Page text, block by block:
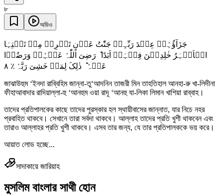
৮
অডিও
جَزَآؤُہُمۡ عِنۡدَ رَبِّہِمۡ جَنّٰتُ عَدۡنٍ تَجۡرِیۡ مِنۡ تَحۡتِہَا
الۡاَنۡہٰرُ خٰلِدِیۡنَ فِیۡہَاۤ اَبَدًا ؕ رَضِیَ اللّٰہُ عَنۡہُمۡ وَرَضُوۡا
عَنۡہُ ؕ ذٰلِکَ لِمَنۡ خَشِیَ رَبَّہٗ ٪ ٨
জাঝাউহুম ‘ইনদা রাব্বিহিম জান্না-তু‘আদনিন তাজরী মিন তাহতিহাল আনহা-রু খা-লিদীনা
ফীহাআবাদার রাদিয়াল্লা-হু ‘আনহুম ওয়া রাদূ ‘আনহু যা-লিকা লিমান খাশিয়া রাব্বাহ।
তাদের প্রতিপালকের কাছে তাদের পুরস্কার হল স্থায়ীবাসের জান্নাত, যার নিচে নহর
প্রবাহিত থাকবে। সেখানে তারা সর্বদা থাকবে। আল্লাহ তাদের প্রতি খুশী থাকবেন এবং
তারাও আল্লাহর প্রতি খুশী থাকবে। এসব তার জন্য, যে তার প্রতিপালককে ভয় করে।
আয়াত লোড হচ্ছে...
সাদাকায়ে জারিয়াহ
মুসলিম বাংলার সাথী হোন